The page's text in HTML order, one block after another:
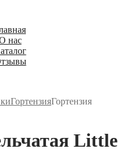
нас
ГортензияГортензия
Little